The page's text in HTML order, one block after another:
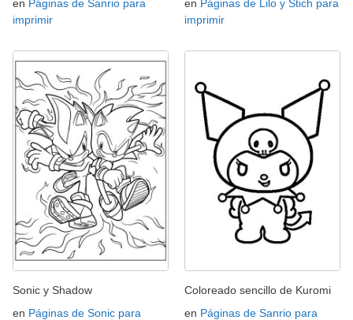
en Páginas de Sanrio para
imprimir
en Páginas de Lilo y Stich para
imprimir
Sonic y Shadow
en Páginas de Sonic para
Coloreado sencillo de Kuromi
en Páginas de Sanrio para